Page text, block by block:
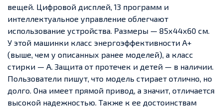
вещей. Цифровой дисплей, 13 программ и
интеллектуальное управление облегчают
использование устройства. Размеры — 85х44х60 см.
У этой машинки класс энергоэффективности А+
(выше, чем у описанных ранее моделей), а класс
стирки — А. Защита от протечек и детей — в наличии.
Пользователи пишут, что модель стирает отлично, но
долго. Она имеет прямой привод, а значит, отличается
высокой надежностью. Также к ее достоинствам